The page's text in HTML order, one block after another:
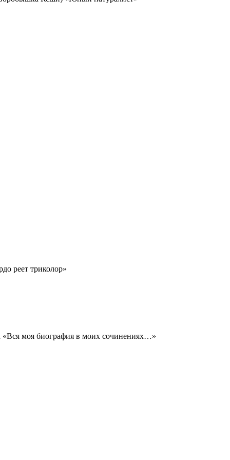
реет триколор»
«Вся моя биография в моих сочинениях…»